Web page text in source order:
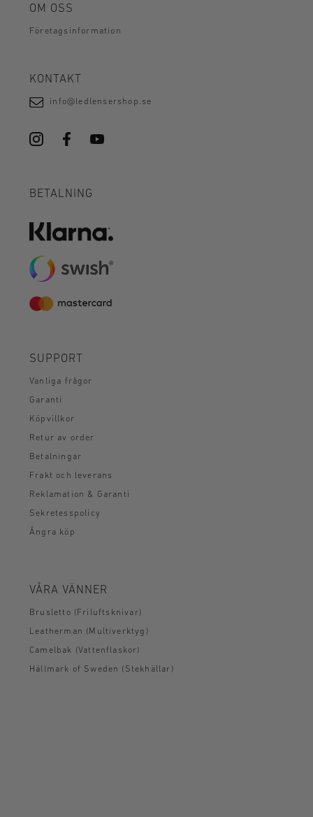
OM OSS
Företagsinformation
KONTAKT
info@ledlensershop.se
BETALNING
SUPPORT
Vanliga frågor
Garanti
Köpvillkor
Retur av order
Betalningar
Frakt och leverans
Reklamation & Garanti
Sekretesspolicy
Ångra köp
VÅRA VÄNNER
Brusletto (Friluftsknivar)
Leatherman (Multiverktyg)
Camelbak (Vattenflaskor)
Hällmark of Sweden (Stekhällar)